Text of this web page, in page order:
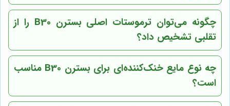
چگونه می‌توان ترموستات اصلی بسترن B30 را از
تقلبی تشخیص داد؟
چه نوع مایع خنک‌کننده‌ای برای بسترن B30 مناسب
است؟